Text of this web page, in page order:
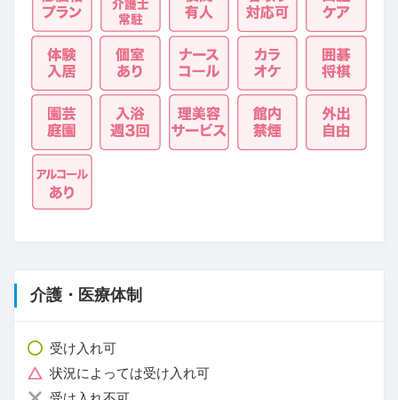
介護・医療体制
受け入れ可
状況によっては受け入れ可